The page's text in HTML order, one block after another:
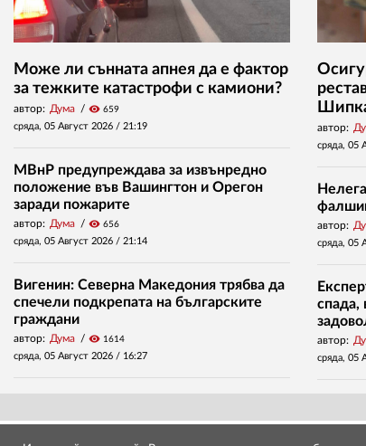
Може ли сънната апнея да е фактор
за тежките катастрофи с камиони?
автор: Дума visibility 659
сряда, 05 Август 2026 / 21:19
МВнР предупреждава за извънредно
положение във Вашингтон и Орегон
заради пожарите
автор: Дума visibility 656
сряда, 05 Август 2026 / 21:14
Вигенин: Северна Македония трябва да
спечели подкрепата на българските
граждани
автор: Дума visibility 1614
сряда, 05 Август 2026 / 16:27
автор:
сряда, 05
автор:
сряда, 05
спада,
автор:
сряда, 05